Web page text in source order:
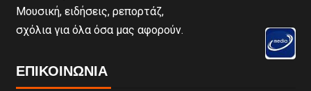
Μουσική, ειδήσεις, ρεπορτάζ,
σχόλια για όλα όσα μας αφορούν.
ΕΠΙΚΟΙΝΩΝΊΑ